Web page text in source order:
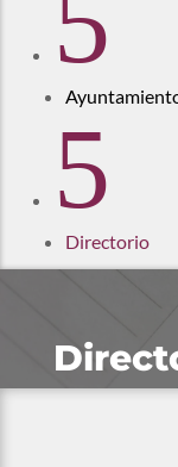
5
Directorio